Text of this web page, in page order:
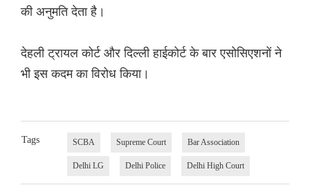
की अनुमति देता है।
देहली ट्रायल कोर्ट और दिल्ली हाईकोर्ट के बार एसोसिएशनों ने
भी इस कदम का विरोध किया।
Tags SCBA Supreme Court Bar Association
Delhi LG Delhi Police Delhi High Court